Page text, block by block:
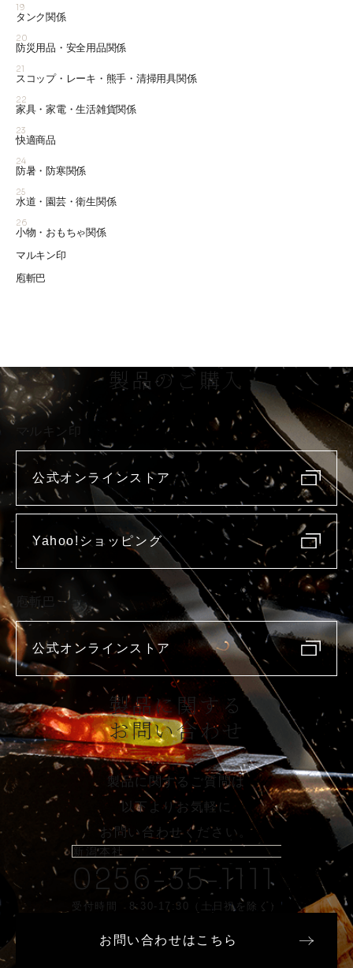
19
タンク関係
20
防災用品・安全用品関係
21
スコップ・レーキ・熊手・清掃用具関係
22
家具・家電・生活雑貨関係
23
快適商品
24
防暑・防寒関係
25
水道・園芸・衛生関係
26
小物・おもちゃ関係
マルキン印
庖斬巴
製品のご購入
マルキン印
公式オンラインストア
Yahoo!ショッピング
庖斬巴
公式オンラインストア
製品に関する
お問い合わせ
製品に関するご質問は
以下よりお気軽に
お問い合わせください。
新潟本社
0256-35-1111
受付時間 8:30-17:30（土日祝を除く）
お問い合わせはこちら